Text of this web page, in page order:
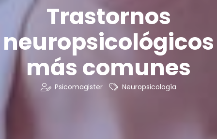
Trastornos
neuropsicológicos
más comunes
Psicomagister Neuropsicología